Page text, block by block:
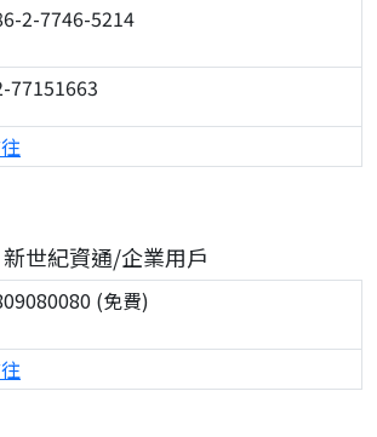
2-7746-5214
77151663
新世紀資通/企業用戶
(免費)